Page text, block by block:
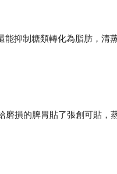
能抑制糖類轉化為脂肪，清
磨損的脾胃貼了張創可貼，